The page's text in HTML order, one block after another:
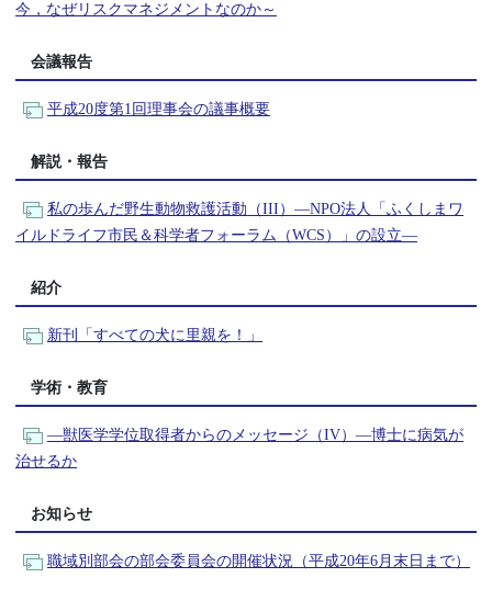
今，なぜリスクマネジメントなのか～
会議報告
平成20度第1回理事会の議事概要
解説・報告
私の歩んだ野生動物救護活動（III）―NPO法人「ふくしまワ
イルドライフ市民＆科学者フォーラム（WCS）」の設立―
紹介
新刊「すべての犬に里親を！」
学術・教育
―獣医学学位取得者からのメッセージ（IV）―博士に病気が
治せるか
お知らせ
職域別部会の部会委員会の開催状況（平成20年6月末日まで）